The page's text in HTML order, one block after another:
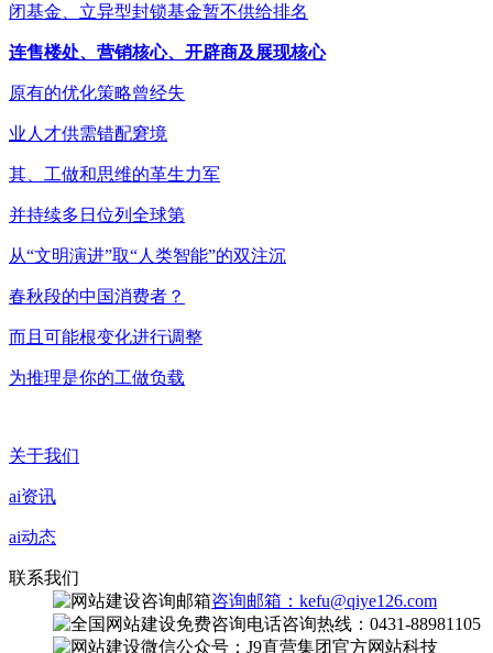
闭基金、立异型封锁基金暂不供给排名
连售楼处、营销核心、开辟商及展现核心
原有的优化策略曾经失
业人才供需错配窘境
其、工做和思维的革生力军
并持续多日位列全球第
从“文明演进”取“人类智能”的双注沉
春秋段的中国消费者？
而且可能根变化进行调整
为推理是你的工做负载
关于我们
ai资讯
ai动态
联系我们
咨询邮箱：kefu@qiye126.com
咨询热线：0431-88981105
微信公众号：J9直营集团官方网站科技